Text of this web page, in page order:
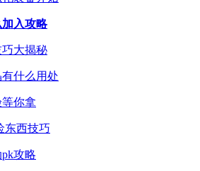
入攻略
大揭秘
什么用处
你拿
东西技巧
攻略